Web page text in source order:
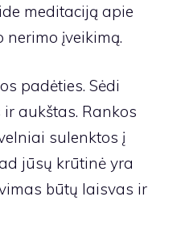
meditaciją apie
įveikimą.
padėties. Sėdi
aukštas. Rankos
sulenktos į
jūsų krūtinė yra
būtų laisvas ir